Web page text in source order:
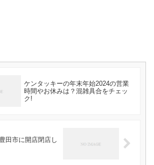
ケンタッキーの年末年始2024の営業
時間やお休みは？混雑具合をチェッ
ク!
田市に開店閉店し